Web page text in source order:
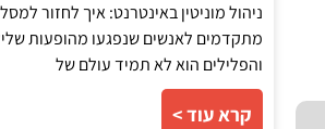
ניהול מוניטין באינטרנט: איך לחזור
מתקדמים לאנשים שנפגעו מהופעות
והפלילים הוא לא תמיד עולם של
קרא עוד >